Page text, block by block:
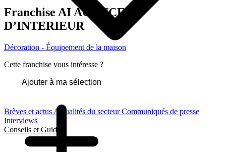
Brèves et actus Actualités du secteurCommuniqués de presse
Interviews
Conseils et Guides
Franchise AI AGENCEUR
D’INTERIEUR
Décoration - Équipement de la maison
Cette franchise vous intéresse ?
Ajouter à ma sélection